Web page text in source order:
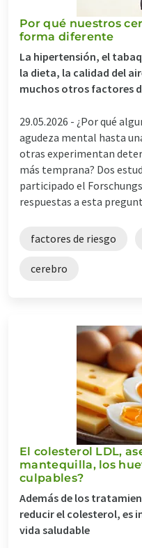
Por qué nuestros
forma diferente
La hipertensión, el
la dieta, la calidad del
muchos otros factores
29.05.2026 - ¿Por qué
agudeza mental hasta
otras experimentan
más temprana? Dos
participado el
respuestas a esta
factores de riesgo
cerebro
El colesterol LDL,
mantequilla, los
culpables?
Además de los
reducir el colesterol, es
vida saludable